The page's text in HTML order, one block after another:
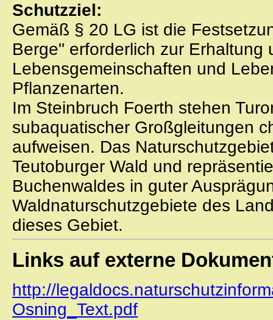
Schutzziel:
Gemäß § 20 LG ist die
Berge" erforderlich zur Erhaltung
Lebensgemeinschaften und
Pflanzenarten.
Im Steinbruch Foerth stehen
subaquatischer Großgleitungen
aufweisen. Das
Teutoburger Wald und
Buchenwaldes in guter
Waldnaturschutzgebiete des
dieses Gebiet.
Links auf externe
http://
Osning_Text.pdf